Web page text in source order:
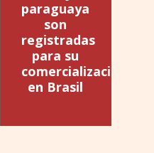
paraguaya
son
registradas
para su
comercialización
en Brasil